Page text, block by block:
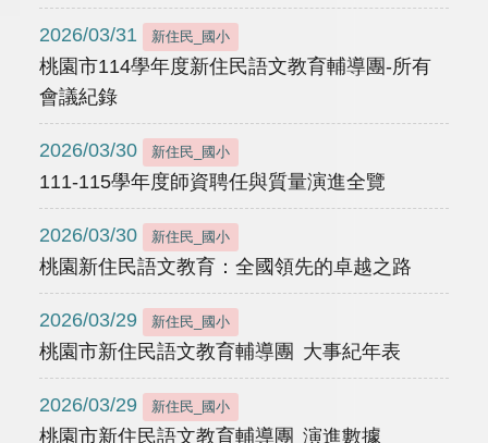
2026/03/31 新住民_國小
桃園市114學年度新住民語文教育輔導團-所有
會議紀錄
2026/03/30 新住民_國小
111-115學年度師資聘任與質量演進全覽
2026/03/30 新住民_國小
桃園新住民語文教育：全國領先的卓越之路
2026/03/29 新住民_國小
桃園市新住民語文教育輔導團 大事紀年表
2026/03/29 新住民_國小
桃園市新住民語文教育輔導團 演進數據